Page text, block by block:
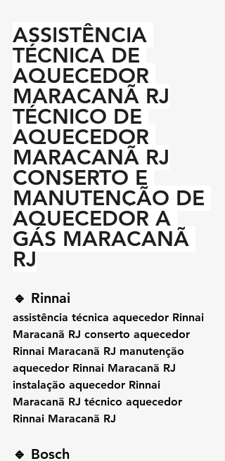
ASSISTÊNCIA
TÉCNICA DE
AQUECEDOR
MARACANÃ RJ
TÉCNICO DE
AQUECEDOR
MARACANÃ RJ
CONSERTO E
MANUTENÇÃO DE
AQUECEDOR A
GÁS MARACANÃ
RJ
🔹 Rinnai
assistência técnica aquecedor Rinnai
Maracanã RJ conserto aquecedor
Rinnai Maracanã RJ manutenção
aquecedor Rinnai Maracanã RJ
instalação aquecedor Rinnai
Maracanã RJ técnico aquecedor
Rinnai Maracanã RJ
🔹 Bosch